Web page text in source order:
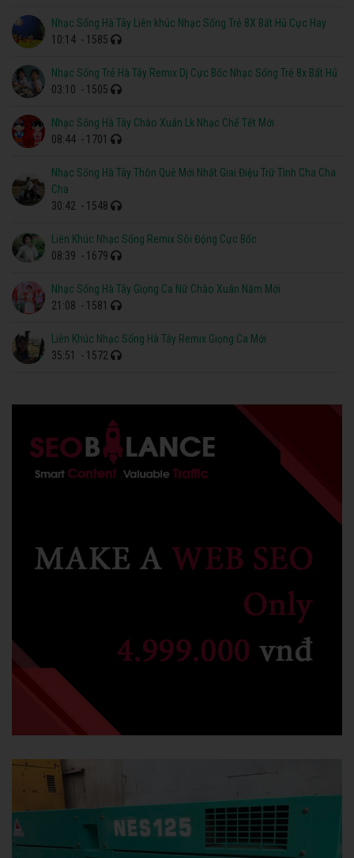
Nhạc Sống Hà Tây Liên khúc Nhạc Sống Trẻ 8X Bất Hủ Cực Hay
10:14 - 1585
Nhạc Sống Trẻ Hà Tây Remix Dj Cực Bốc Nhạc Sống Trẻ 8x Bất Hủ
03:10 - 1505
Nhạc Sống Hà Tây Chào Xuân Lk Nhạc Chế Tết Mới
08:44 - 1701
Nhạc Sống Hà Tây Thôn Quê Mới Nhất Giai Điệu Trữ Tình Cha Cha
Cha
30:42 - 1548
Liên Khúc Nhạc Sống Remix Sôi Động Cực Bốc
08:39 - 1679
Nhạc Sống Hà Tây Giọng Ca Nữ Chào Xuân Năm Mới
21:08 - 1581
Liên Khúc Nhạc Sống Hà Tây Remix Giọng Ca Mới
35:51
- 1572